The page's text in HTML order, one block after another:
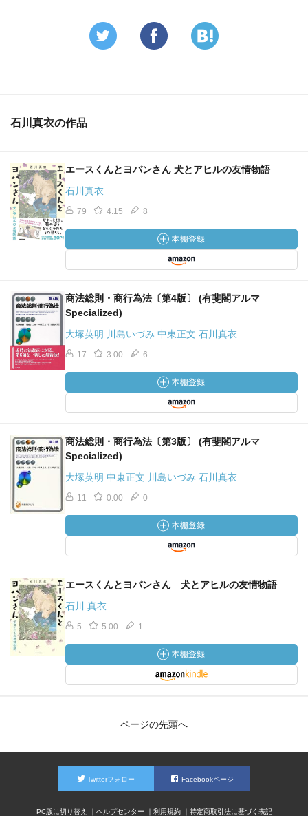
石川真衣の作品
エースくんとヨバンさん 犬とアヒルの友情物語
石川真衣
79 4.15 8
商法総則・商行為法〔第4版〕 (有斐閣アルマ
Specialized)
大塚英明 川島いづみ 中東正文 石川真衣
17 3.00 6
商法総則・商行為法〔第3版〕 (有斐閣アルマ
Specialized)
大塚英明 中東正文 川島いづみ 石川真衣
11 0.00 0
エースくんとヨバンさん 犬とアヒルの友情物語
石川 真衣
5 5.00 1
ページの先頭へ
Twitterフォロー Facebookページ
PC版に切り替え ヘルプセンター 利用規約 特定商取引法に基づく表記